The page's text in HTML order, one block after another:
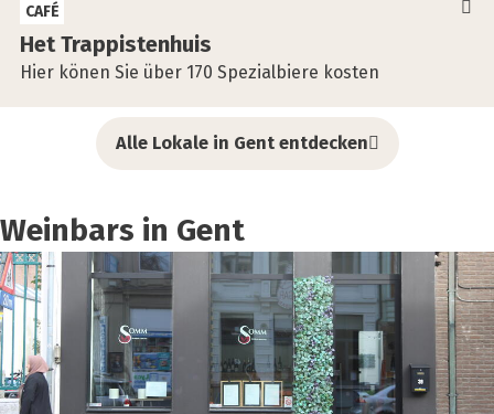
Het Trap­pis­ten­huis
Hier könen Sie über 170 Spezialbiere kosten
CAFÉ
Alle Lokale in Gent entdecken
Weinbars in Gent